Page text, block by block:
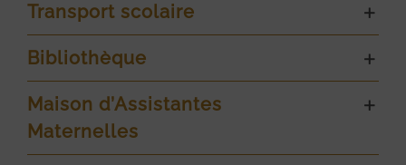
Transport scolaire
Bibliothèque
Maison d’Assistantes
Maternelles